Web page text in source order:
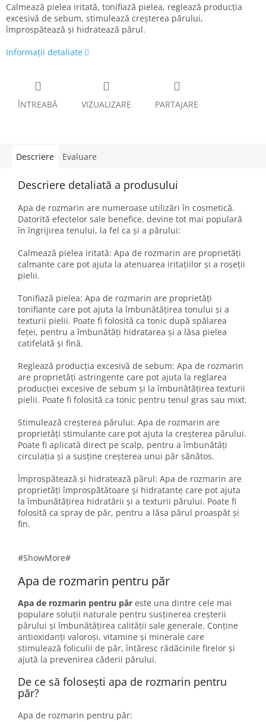
Calmează pielea iritată, tonifiază pielea, reglează producția
excesivă de sebum, stimulează creșterea părului,
împrospătează și hidratează părul.
Informaţii detaliate
ÎNTREABĂ VIZUALIZARE PARTAJARE
Descriere Evaluare
Descriere detaliată a produsului
Apa de rozmarin are numeroase utilizări în cosmetică.
Datorită efectelor sale benefice, devine tot mai populară
în îngrijirea tenului, la fel ca și a părului:
Calmează pielea iritată: Apa de rozmarin are proprietăți
calmante care pot ajuta la atenuarea iritațiilor și a roșeții
pielii.
Tonifiază pielea: Apa de rozmarin are proprietăți
tonifiante care pot ajuta la îmbunătățirea tonului și a
texturii pielii. Poate fi folosită ca tonic după spălarea
feței, pentru a îmbunătăți hidratarea și a lăsa pielea
catifelată și fină.
Reglează producția excesivă de sebum: Apa de rozmarin
are proprietăți astringente care pot ajuta la reglarea
producției excesive de sebum și la îmbunătățirea texturii
pielii. Poate fi folosită ca tonic pentru tenul gras sau mixt.
Stimulează creșterea părului: Apa de rozmarin are
proprietăți stimulante care pot ajuta la creșterea părului.
Poate fi aplicată direct pe scalp, pentru a îmbunătăți
circulația și a susține creșterea unui păr sănătos.
Împrospătează și hidratează părul: Apa de rozmarin are
proprietăți împrospătătoare și hidratante care pot ajuta
la îmbunătățirea hidratării și a texturii părului. Poate fi
folosită ca spray de păr, pentru a lăsa părul proaspăt și
fin.
#ShowMore#
Apa de rozmarin pentru păr
Apa de rozmarin pentru păr este una dintre cele mai
populare soluții naturale pentru susținerea creșterii
părului și îmbunătățirea calității sale generale. Conține
antioxidanți valoroși, vitamine și minerale care
stimulează foliculii de păr, întăresc rădăcinile firelor și
ajută la prevenirea căderii părului.
De ce să folosești apa de rozmarin pentru
păr?
Apa de rozmarin pentru păr: